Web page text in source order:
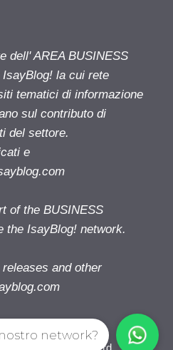
dell' AREA BUSINESS
la cui rete
tematici di informazione
sul contributo di
del settore.
e
of the BUSINESS
the IsayBlog! network.
and other
All right reserverd.
network?